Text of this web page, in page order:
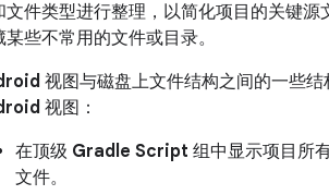
文件类型进行整理，以简化项目的关键源
某些不常用的文件或目录。
视图与磁盘上文件结构之间的一些结
视图：
在顶级 Gradle Script 组中显示项目所
文件。